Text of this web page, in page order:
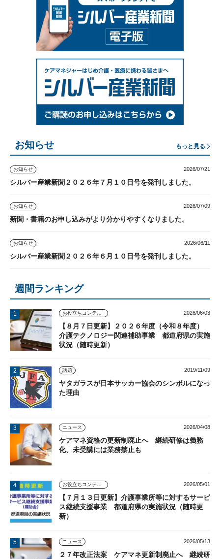
お知らせ もっと見る
お知らせ 2026/07/21
シルバー産業新聞２０２６年７月１０日号を発刊しました。
お知らせ 2026/07/09
新聞・書籍のお申し込みがより分かりやすくなりました。
お知らせ 2026/06/11
シルバー産業新聞２０２６年６月１０日号を発刊しました。
週間ランキング
2026/06/03
【８月７日更新】２０２６年度（令和８年度）
介護テクノロジー関連補助事業 都道府県の実施
状況（随時更新）
話題 2019/11/09
ヤタガラスが日本サッカー協会のシンボルになっ
た理由
ニュース 2026/04/08
ケアマネ資格の更新制廃止へ 継続研修は義務
化、未受講には業務禁止も
2026/05/01
【７月１３日更新】介護事業所等に対するサービ
ス継続支援事業 都道府県の実施状況（随時更
新）
ニュース 2026/05/13
２７年改正法案 ケアマネ更新制廃止へ 継続研